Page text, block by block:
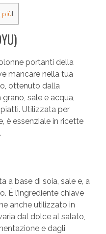
più]
portanti della
mancare nella tua
ottenuto dalla
sale e acqua,
Utilizzata per
è essenziale in ricette
.
a base di soia, sale e, a
È l’ingrediente chiave
anche utilizzato in
dal dolce al salato,
e dagli